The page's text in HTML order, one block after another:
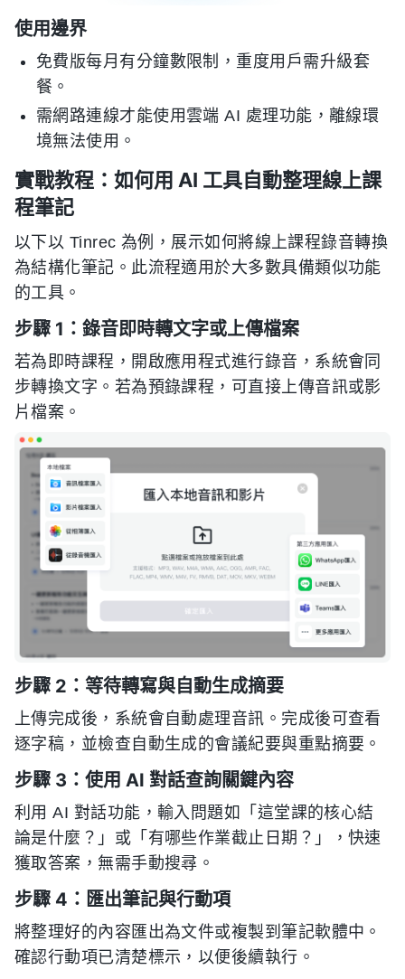
使用邊界
免費版每月有分鐘數限制，重度用戶需升級套
餐。
需網路連線才能使用雲端 AI 處理功能，離線環
境無法使用。
實戰教程：如何用 AI 工具自動整理線上課
程筆記
以下以 Tinrec 為例，展示如何將線上課程錄音轉換
為結構化筆記。此流程適用於大多數具備類似功能
的工具。
步驟 1：錄音即時轉文字或上傳檔案
若為即時課程，開啟應用程式進行錄音，系統會同
步轉換文字。若為預錄課程，可直接上傳音訊或影
片檔案。
步驟 2：等待轉寫與自動生成摘要
上傳完成後，系統會自動處理音訊。完成後可查看
逐字稿，並檢查自動生成的會議紀要與重點摘要。
步驟 3：使用 AI 對話查詢關鍵內容
利用 AI 對話功能，輸入問題如「這堂課的核心結
論是什麼？」或「有哪些作業截止日期？」，快速
獲取答案，無需手動搜尋。
步驟 4：匯出筆記與行動項
將整理好的內容匯出為文件或複製到筆記軟體中。
確認行動項已清楚標示，以便後續執行。